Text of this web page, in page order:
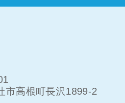
市高根町長沢1899-2